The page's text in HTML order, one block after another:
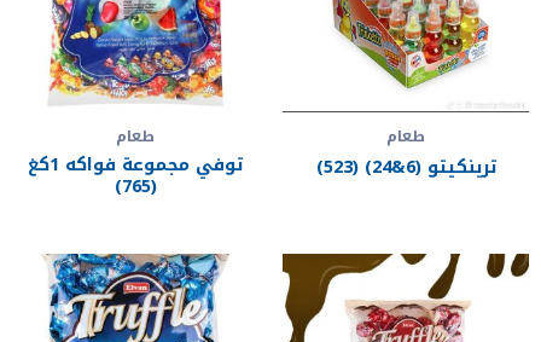
طعام
ترينكيتو (6&24) (523)
طعام
توفي مجموعة فواكه 1كغ
(765)